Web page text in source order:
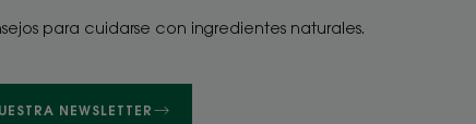
para cuidarse con ingredientes naturales.
NEWSLETTER